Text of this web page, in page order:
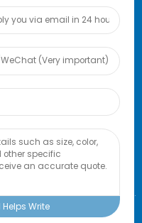
sur nos produits ou
votre e-mail et nous
Helps Write